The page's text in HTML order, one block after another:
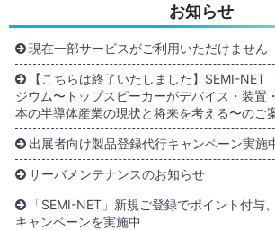
お知らせ
現在一部サービスがご利用いただけません
【こちらは終了いたしました】SEMI-
ジウム〜トップスピーカーがデバイス・装置
本の半導体産業の現状と将来を考える〜のご
出展者向け製品登録代行キャンペーン実施
サーバメンテナンスのお知らせ
「SEMI-NET」新規ご登録でポイント付与
キャンペーンを実施中